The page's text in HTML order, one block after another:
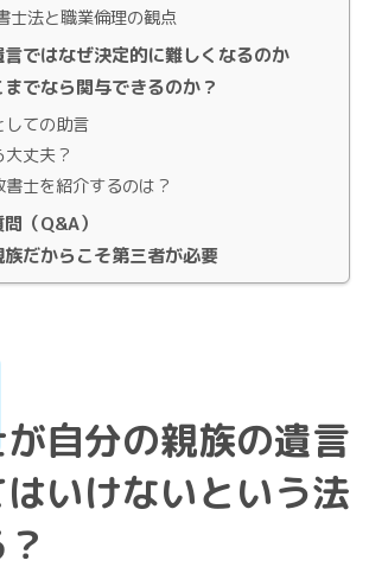
士法と職業倫理の観点
ではなぜ決定的に難しくなるのか
でなら関与できるのか？
しての助言
丈夫？
書士を紹介するのは？
（Q&A）
族だからこそ第三者が必要
自分の親族の遺言
いけないという法